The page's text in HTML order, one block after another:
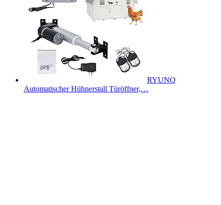
RYUNQ
Automatischer Hühnerstall Türöffner,…